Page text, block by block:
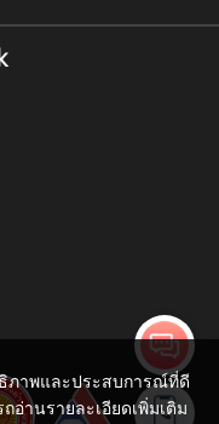
ภาพและประสบการณ์ที่ดี
อ่านรายละเอียดเพิ่มเติม